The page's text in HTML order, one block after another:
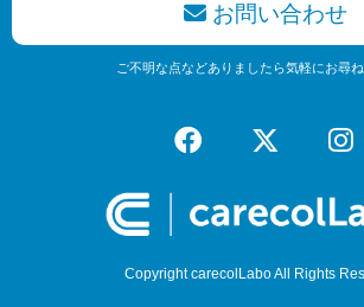
お問い合わせ
ご不明な点などありましたら気軽にお尋
Copyright carecolLabo All Rights